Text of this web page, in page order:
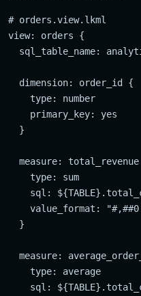
# orders.view.lkml
view: orders {
sql_table_name:
  dimension: order_id {
    type: number
    primary_key: yes
  }
measure: total_revenue
    type: sum
sql:
value_format: "#,##0
  }
measure:
    type: average
sql: